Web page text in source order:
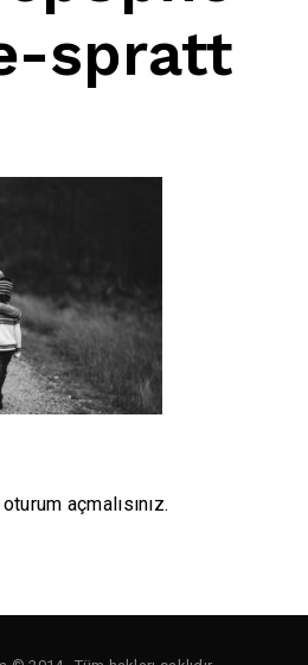
spratt
oturum açmalısınız.